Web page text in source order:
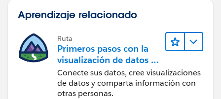
Aprendizaje relacionado
Ruta
Primeros pasos con la
visualización de datos en
Tableau Desktop
Conecte sus datos, cree visualizaciones
de datos y comparta información con
otras personas.